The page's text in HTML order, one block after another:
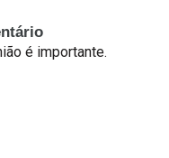
é importante.